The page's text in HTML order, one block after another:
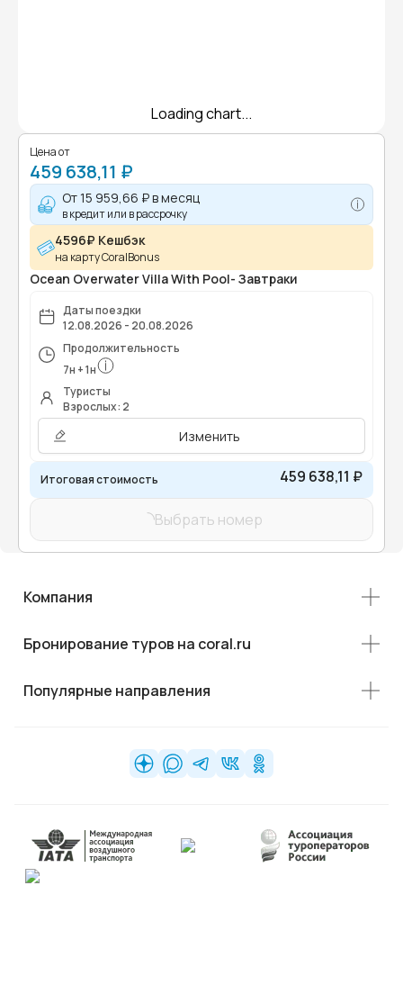
Loading chart...
Цена от
459 638,11 ₽
От15 959,66 ₽в месяц
в кредит или в рассрочку
4596₽ Кешбэк
на карту CoralBonus
Ocean Overwater Villa With Pool- Завтраки
Даты поездки
12.08.2026 - 20.08.2026
Продолжительность
7н +1н
Туристы
Взрослых: 2
Изменить
Итоговая стоимость 459 638,11 ₽
Выбрать номер
Компания
Бронирование туров на coral.ru
Популярные направления